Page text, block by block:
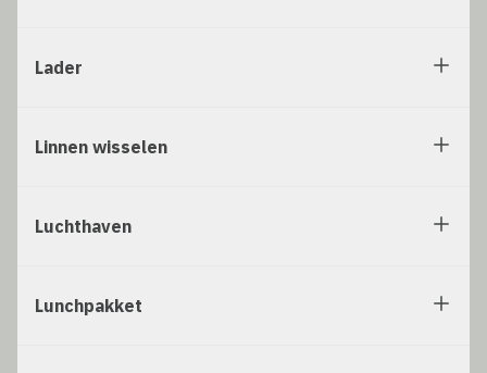
Lader
Linnen wisselen
Luchthaven
Lunchpakket